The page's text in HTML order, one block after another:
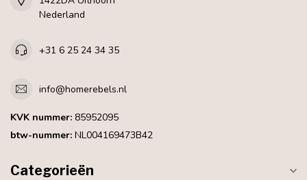
Nederland
+31 6 25 24 34 35
info@homerebels.nl
KVK nummer: 85952095
btw-nummer: NL004169473B42
Categorieën